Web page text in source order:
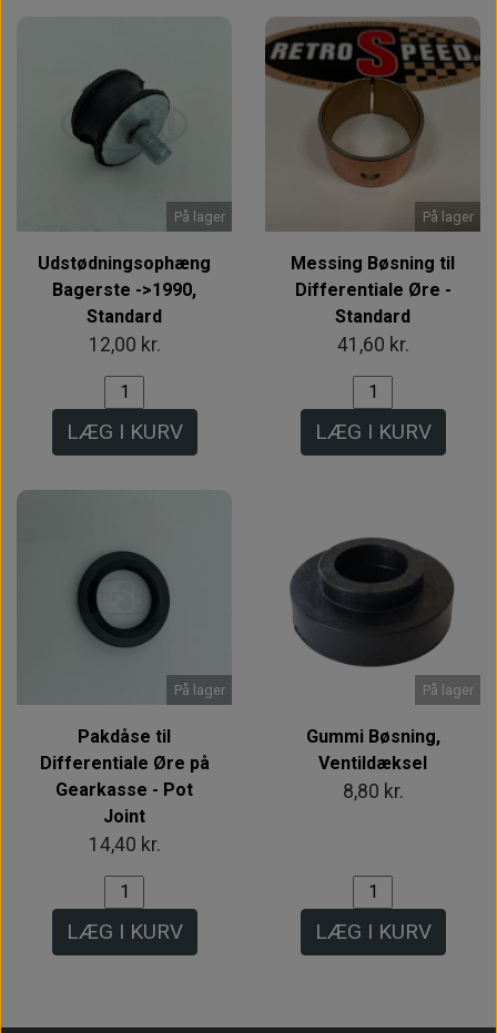
På lager
Udstødningsophæng
Bagerste ->1990,
Standard
12,00 kr.
LÆG I KURV
På lager
Messing Bøsning til
Differentiale Øre -
Standard
41,60 kr.
LÆG I KURV
På lager
Pakdåse til
Differentiale Øre på
Gearkasse - Pot
Joint
14,40 kr.
LÆG I KURV
På lager
Gummi Bøsning,
Ventildæksel
8,80 kr.
LÆG I KURV